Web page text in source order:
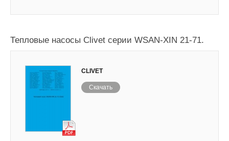
Тепловые насосы Clivet серии WSAN-XIN 21-71.
CLIVET
Скачать